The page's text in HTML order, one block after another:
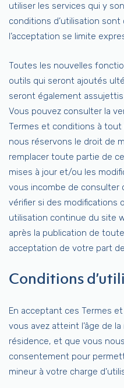
utiliser les services qui y
conditions d’utilisation
l’acceptation se limite
Toutes les nouvelles
outils qui seront ajoutés
seront également
Vous pouvez consulter la
Termes et conditions à
nous réservons le droit de
remplacer toute partie de
mises à jour et/ou les
vous incombe de
vérifier si des modifications
utilisation continue du site
après la publication de
acceptation de votre part
Conditions
En acceptant ces Termes
vous avez atteint l’âge de
résidence, et que vous
consentement pour
mineur à votre charge